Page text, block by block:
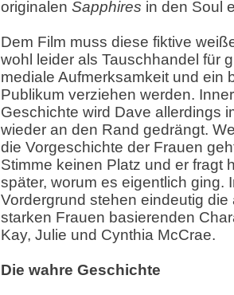
originalen Sapphires in den Soul
Dem Film muss diese fiktive
wohl leider als Tauschhandel für
mediale Aufmerksamkeit und ein
Publikum verziehen werden.
Geschichte wird Dave allerdings
wieder an den Rand gedrängt.
die Vorgeschichte der Frauen
Stimme keinen Platz und er fragt
später, worum es eigentlich ging.
Vordergrund stehen eindeutig die
starken Frauen basierenden
Kay, Julie und Cynthia McCrae.
Die wahre Geschichte